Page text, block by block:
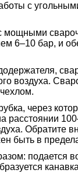
с
мощными
6–10 бар, и
воздуха.
через
расстоянии
Обратите
быть в
подается